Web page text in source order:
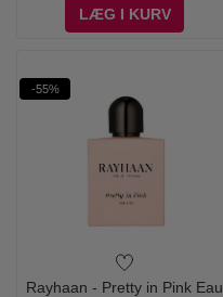
LÆG I KURV
-55%
Rayhaan - Pretty in Pink Eau